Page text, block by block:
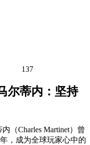
137
尔蒂内：坚持
（Charles Martinet）曾
，成为全球玩家心中的